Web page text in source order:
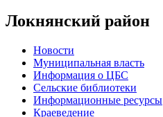
Локнянский район
Новости
Муниципальная власть
Информация о ЦБС
Сельские библиотеки
Информационные ресурсы
Краеведение